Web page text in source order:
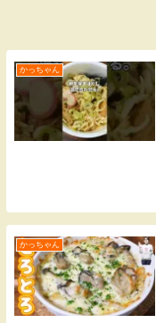
かっちゃん
かっちゃん